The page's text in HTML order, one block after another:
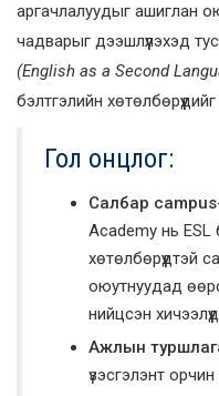
аргачлалуудыг ашиглан
чадварыг дээшлүүлэхэд
(English as a Second
бэлтгэлийн
Гол онцлог:
Салбар
Academy нь ESL
хөтөлбөрүүдтэй
оюутнуудад
нийцсэн
Ажлын
үзэсгэлэнт